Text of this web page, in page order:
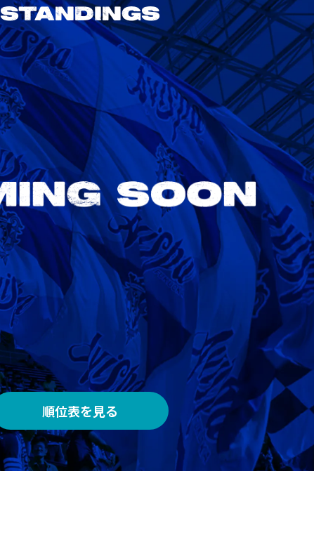
2026/27 明治安田J1リーグ 第3節
アビスパ福岡 vs 鹿島アントラーズ
8/22Sat. 18:00
VS
AWAY
メルカリスタジアム
STANDINGS
順位表を見る